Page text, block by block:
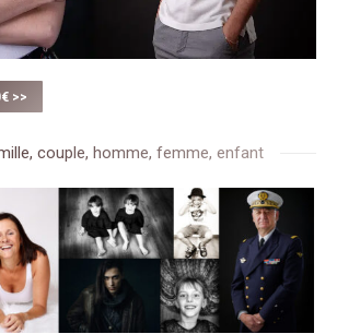
>>
couple, homme, femme, enfant